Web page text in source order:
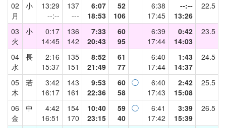
02
月
小
13:29
--:--
137
---
6:07
18:53
52
106
6:38
17:45
--:--
13:26
22.5
03
火
小
0:17
14:45
136
142
7:33
20:43
60
95
6:39
17:44
0:42
14:03
23.5
04
水
長
2:16
15:37
135
151
8:52
21:49
61
77
6:40
17:44
1:43
14:37
24.5
05
木
若
3:42
16:17
143
161
9:53
22:36
60
58
◯
6:40
17:43
2:42
15:08
25.5
06
金
中
4:42
16:51
154
170
10:40
23:15
59
40
◯
6:41
17:42
3:39
15:39
26.5